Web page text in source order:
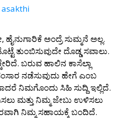
asakthi
ಹೈನುಗಾರಿಕೆ ಅಂದ್ರೆ ಸುಮ್ಮನೆ ಅಲ್ಲ.
ತುಂಬಿಸುವುದೇ ದೊಡ್ಡ ಸವಾಲು.
ಬರುವ ಹಾಲಿನ ಕಾಸೆಲ್ಲಾ
ನಡೆಸುವುದು ಹೇಗೆ ಎಂಬ
ನಿಮಗೊಂದು ಸಿಹಿ ಸುದ್ದಿ ಇಲ್ಲಿದೆ.
ಮತ್ತು ನಿಮ್ಮ ಜೇಬು ಉಳಿಸಲು
ನಿಮ್ಮ ಸಹಾಯಕ್ಕೆ ಬಂದಿದೆ.